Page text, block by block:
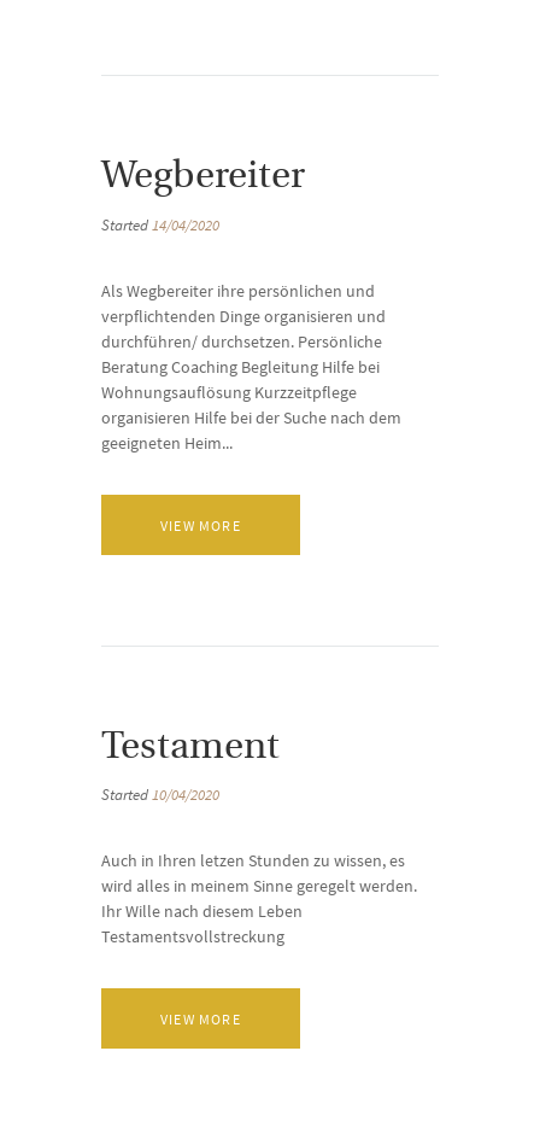
Wegbereiter
Started14/04/2020
Als Wegbereiter ihre persönlichen und
verpflichtenden Dinge organisieren und
durchführen/ durchsetzen. Persönliche
Beratung Coaching Begleitung Hilfe bei
Wohnungsauflösung Kurzzeitpflege
organisieren Hilfe bei der Suche nach dem
geeigneten Heim...
VIEW MORE
Testament
Started10/04/2020
Auch in Ihren letzen Stunden zu wissen, es
wird alles in meinem Sinne geregelt werden.
Ihr Wille nach diesem Leben
Testamentsvollstreckung
VIEW MORE